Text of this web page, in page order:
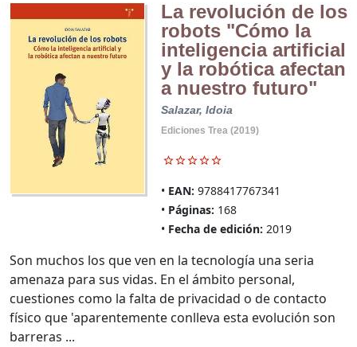
La revolución de los
robots "Cómo la
inteligencia artificial
y la robótica afectan
a nuestro futuro"
Salazar, Idoia
Ediciones Trea (2019)
EAN: 9788417767341
Páginas: 168
Fecha de edición: 2019
Son muchos los que ven en la tecnología una seria
amenaza para sus vidas. En el ámbito personal,
cuestiones como la falta de privacidad o de contacto
físico que 'aparentemente conlleva esta evolución son
barreras ...